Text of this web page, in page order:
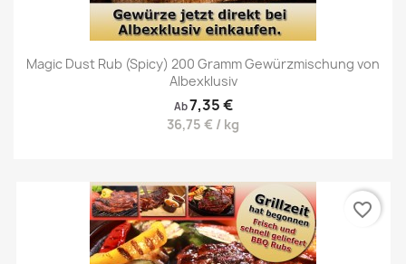
Magic Dust Rub (Spicy) 200 Gramm Gewürzmischung von
Albexklusiv
Ab7,35 €
36,75 € / kg
favorite_border